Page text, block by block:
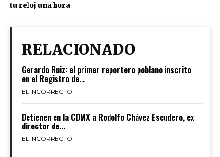
tu reloj una hora
RELACIONADO
Gerardo Ruiz: el primer reportero poblano inscrito
en el Registro de...
EL INCORRECTO
Detienen en la CDMX a Rodolfo Chávez Escudero, ex
director de...
EL INCORRECTO